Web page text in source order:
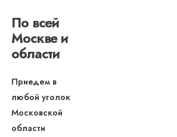
По всей
Москве и
области
Приедем в
любой уголок
Московской
области